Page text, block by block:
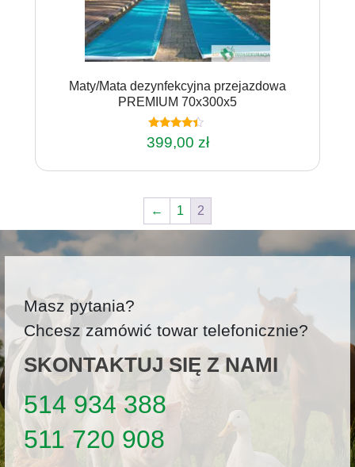
Maty/Mata dezynfekcyjna przejazdowa
PREMIUM 70x300x5
Oceniono
4.20
399,00 zł
← 1 2
Masz pytania?
Chcesz zamówić towar telefonicznie?
SKONTAKTUJ SIĘ Z NAMI
514 934 388
511 720 908